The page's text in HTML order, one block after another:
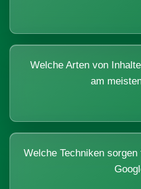
Welche Arten von
am
Welche Techniken